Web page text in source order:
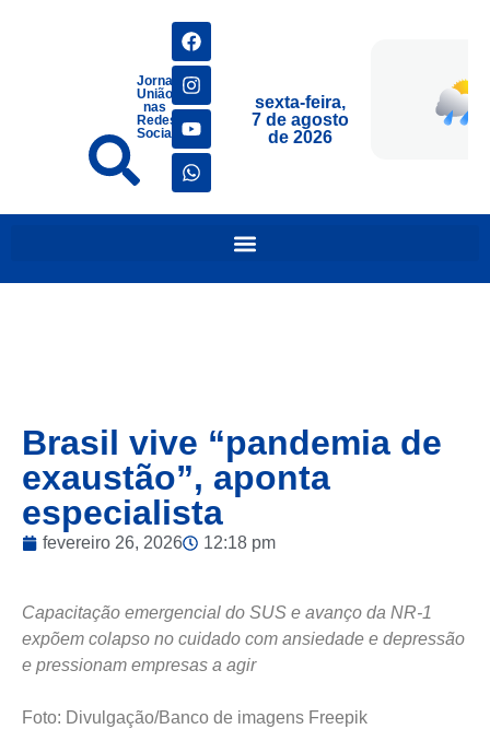
Jornais
União
nas
Redes
Sociais
sexta-feira,
7 de agosto
de 2026
Brasil vive “pandemia de
exaustão”, aponta
especialista
fevereiro 26, 2026 12:18 pm
Capacitação emergencial do SUS e avanço da NR-1
expõem colapso no cuidado com ansiedade e depressão
e pressionam empresas a agir
Foto: Divulgação/Banco de imagens Freepik